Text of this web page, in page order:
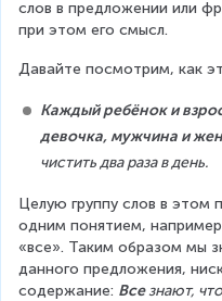
слов в предложении или
при этом его смысл.
Давайте посмотрим, как
Каждый ребёнок и
девочка, мужчина и
чистить два раза в день.
Целую группу слов в
одним понятием,
«все». Таким образом мы
данного предложения,
содержание: Все знают,